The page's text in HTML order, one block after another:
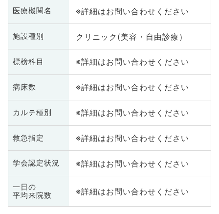
医療機関名 ※詳細はお問い合わせください
施設種別 クリニック(美容・自由診療）
標榜科目 ※詳細はお問い合わせください
病床数 ※詳細はお問い合わせください
カルテ種別 ※詳細はお問い合わせください
救急指定 ※詳細はお問い合わせください
学会認定状況 ※詳細はお問い合わせください
一日の
平均来院数
※詳細はお問い合わせください